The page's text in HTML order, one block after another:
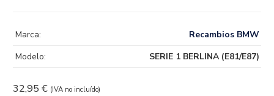
32,95 € (IVA no incluído)
Marca:
Recambios BMW
Modelo:
SERIE 1 BERLINA (E81/E87)